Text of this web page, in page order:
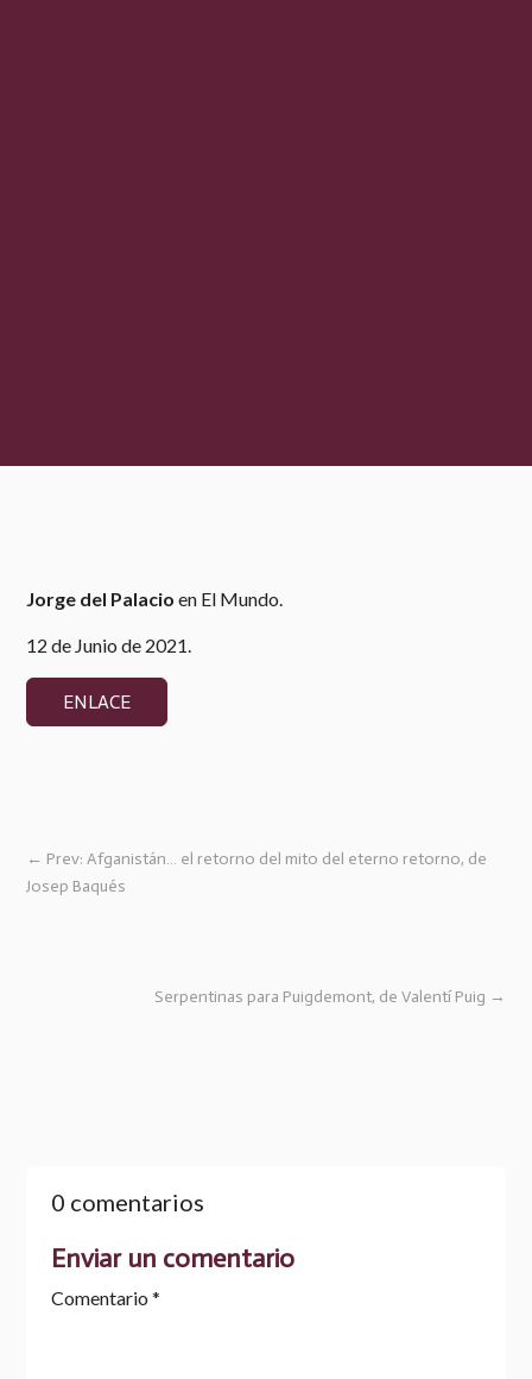
Jorge del Palacioen El Mundo.
12 de Junio de 2021.
ENLACE
← Prev: Afganistán… el retorno del mito del eterno retorno, de
Josep Baqués
Serpentinas para Puigdemont, de Valentí Puig →
0 comentarios
Enviar un comentario
Comentario *